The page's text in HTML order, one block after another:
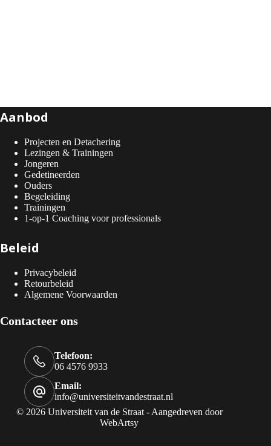
Aanbod
Projecten en Detachering
Lezingen & Trainingen
Jongeren
Gedetineerden
Ouders
Begeleiding
Trainingen
1-op-1 Coaching voor professionals
Beleid
Privacybeleid
Retourbeleid
Algemene Voorwaarden
Contacteer ons
Telefoon:
06 4576 9933
Email:
info@universiteitvandestraat.nl
© 2026 Universiteit van de Straat - Aangedreven door
WebArtsy